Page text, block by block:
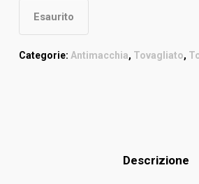
Esaurito
Categorie: Antimacchia, Tovagliato,
Descrizione